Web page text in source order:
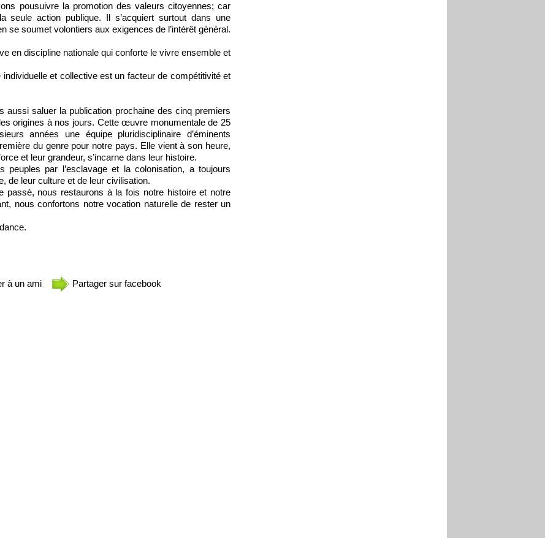
pousuivre la promotion des valeurs citoyennes; car
seule action publique. Il s’acquiert surtout dans une
se soumet volontiers aux exigences de l’intérêt général.
en discipline nationale qui conforte le vivre ensemble et
individuelle et collective est un facteur de compétitivité et
saluer la publication prochaine des cinq premiers
origines à nos jours. Cette œuvre monumentale de 25
années une équipe pluridisciplinaire d’éminents
du genre pour notre pays. Elle vient à son heure,
et leur grandeur, s’incarne dans leur histoire.
peuples par l’esclavage et la colonisation, a toujours
de leur culture et de leur civilisation.
passé, nous restaurons à la fois notre histoire et notre
nous confortons notre vocation naturelle de rester un
à un ami Partager sur facebook